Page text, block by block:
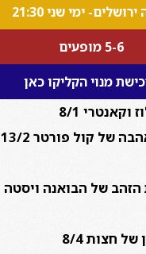
ימי שני 21:30
5-6 מופעים
מנוי הקליקו כאן
וקאנטרי 8/1
שירי האהבה של קול פורטר 13/2
הזהב של הבואנה ויסטה
חצות 8/4